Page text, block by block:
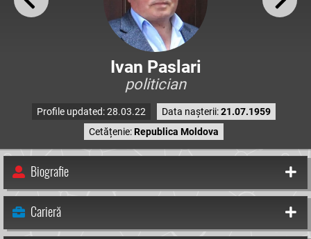
Ivan Paslari
politician
Profile updated: 28.03.22 Data nașterii:21.07.1959
Cetățenie:Republica Moldova
Biografie
Carieră